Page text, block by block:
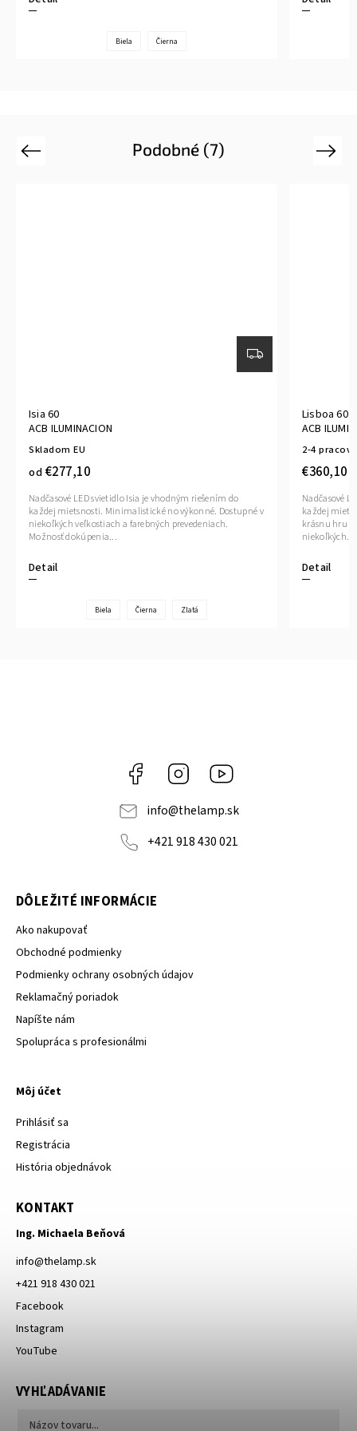
Biela Čierna
Podobné (7)
Previous
Isia 60
ACB ILUMINACION
Skladom EU
od €277,10
Detail
Nadčasové LED svietidlo Isia je vhodným riešením do
každej mietsnosti. Minimalistické no výkonné. Dostupné v
niekoľkých veľkostiach a farebných prevedeniach.
Možnosť dokúpenia...
Biela Čierna Zlatá
Lisboa 60
ACB
2-4
€360,10
Detail
Nadčasové
každej
krásnu hru
niekoľkých...
Next
Facebook Instagram
info@thelamp.sk
+421 918 430 021
DÔLEŽITÉ INFORMÁCIE
Ako nakupovať
Obchodné podmienky
Podmienky ochrany osobných údajov
Reklamačný poriadok
Napíšte nám
Spolupráca s profesionálmi
Môj účet
Prihlásiť sa
Registrácia
História objednávok
KONTAKT
Ing. Michaela Beňová
info@thelamp.sk
+421 918 430 021
Facebook
Instagram
YouTube
VYHĽADÁVANIE